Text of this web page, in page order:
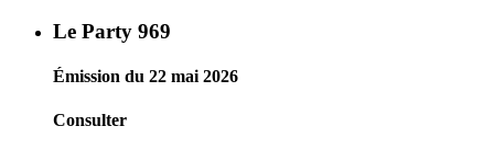
Le Party 969
Émission du 22 mai 2026
Consulter